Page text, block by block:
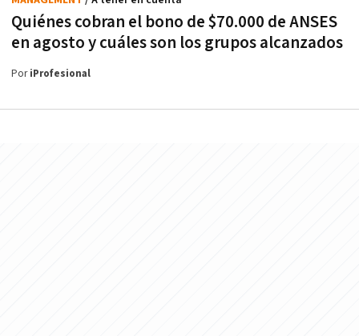
Quiénes cobran el bono de $70.000 de ANSES
en agosto y cuáles son los grupos alcanzados
PoriProfesional